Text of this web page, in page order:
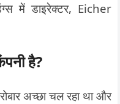
में डाइरेक्टर, Eicher
है?
अच्छा चल रहा था और